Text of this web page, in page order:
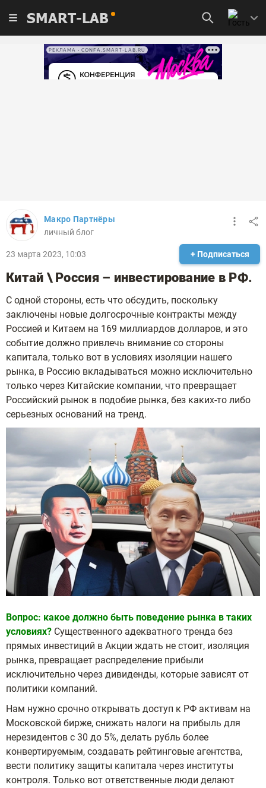
SMART-LAB
РЕКЛАМА • CONFA.SMART-LAB.RU
Макро Партнёры
личный блог
23 марта 2023, 10:03 + Подписаться
Китай \ Россия – инвестирование в РФ.
С одной стороны, есть что обсудить, поскольку
заключены новые долгосрочные контракты между
Россией и Китаем на 169 миллиардов долларов, и это
событие должно привлечь внимание со стороны
капитала, только вот в условиях изоляции нашего
рынка, в Россию вкладываться можно исключительно
только через Китайские компании, что превращает
Российский рынок в подобие рынка, без каких-то либо
серьезных оснований на тренд.
Вопрос: какое должно быть поведение рынка в таких
условиях? Существенного адекватного тренда без
прямых инвестиций в Акции ждать не стоит, изоляция
рынка, превращает распределение прибыли
исключительно через дивиденды, которые зависят от
политики компаний.
Нам нужно срочно открывать доступ к РФ активам на
Московской бирже, снижать налоги на прибыль для
нерезидентов с 30 до 5%, делать рубль более
конвертируемым, создавать рейтинговые агентства,
вести политику защиты капитала через институты
контроля. Только вот ответственные люди делают